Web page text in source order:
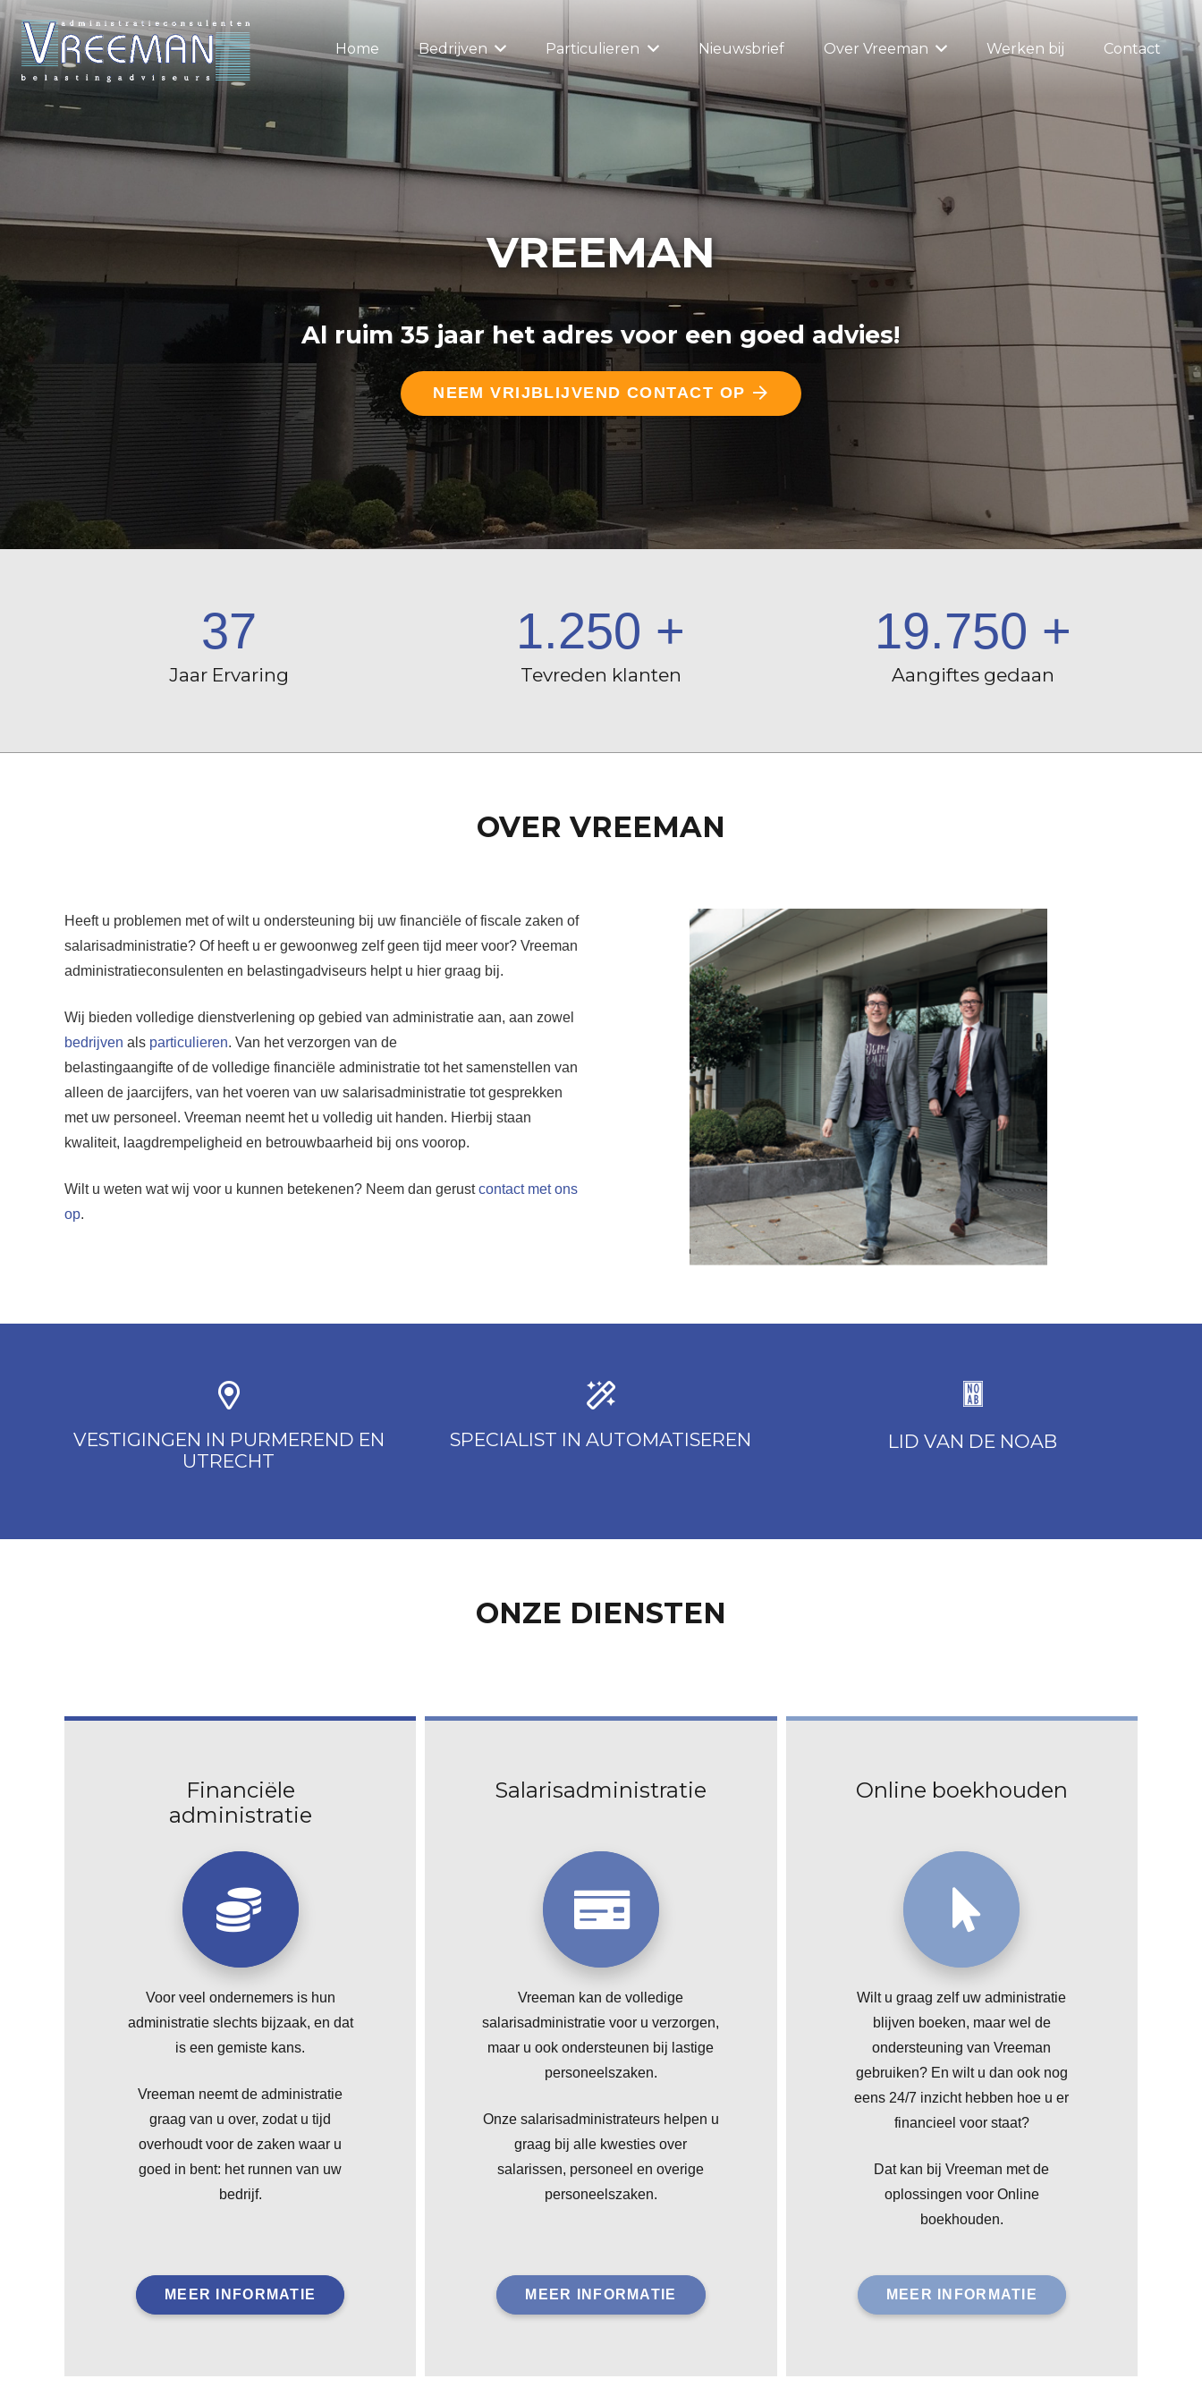
Home Bedrijven Particulieren Nieuwsbrief Over Vreeman Werken bij Contact
VREEMAN
Al ruim 35 jaar het adres voor een goed advies!
NEEM VRIJBLIJVEND CONTACT OP
37
Jaar Ervaring
1.250 +
Tevreden klanten
19.750 +
Aangiftes gedaan
OVER VREEMAN
Heeft u problemen met of wilt u ondersteuning bij uw financiële of fiscale zaken of
salarisadministratie? Of heeft u er gewoonweg zelf geen tijd meer voor? Vreeman
administratieconsulenten en belastingadviseurs helpt u hier graag bij.
Wij bieden volledige dienstverlening op gebied van administratie aan, aan zowel
bedrijven als particulieren. Van het verzorgen van de
belastingaangifte of de volledige financiële administratie tot het samenstellen van
alleen de jaarcijfers, van het voeren van uw salarisadministratie tot gesprekken
met uw personeel. Vreeman neemt het u volledig uit handen. Hierbij staan
kwaliteit, laagdrempeligheid en betrouwbaarheid bij ons voorop.
Wilt u weten wat wij voor u kunnen betekenen? Neem dan gerustcontact met ons
op.
VESTIGINGEN IN PURMEREND EN
UTRECHT
SPECIALIST IN AUTOMATISEREN LID VAN DE NOAB
ONZE DIENSTEN
Financiële
administratie
Voor veel ondernemers is hun
administratie slechts bijzaak, en dat
is een gemiste kans.
Vreeman neemt de administratie
graag van u over, zodat u tijd
overhoudt voor de zaken waar u
goed in bent: het runnen van uw
bedrijf.
MEER INFORMATIE
Salaris­administratie
Vreeman kan de volledige
salarisadministratie voor u verzorgen,
maar u ook ondersteunen bij lastige
personeelszaken.
Onze salarisadministrateurs helpen u
graag bij alle kwesties over
salarissen, personeel en overige
personeelszaken.
MEER INFORMATIE
Online boekhouden
Wilt u graag zelf uw administratie
blijven boeken, maar wel de
ondersteuning van Vreeman
gebruiken? En wilt u dan ook nog
eens 24/7 inzicht hebben hoe u er
financieel voor staat?
Dat kan bij Vreeman met de
oplossingen voor Online
boekhouden.
MEER INFORMATIE